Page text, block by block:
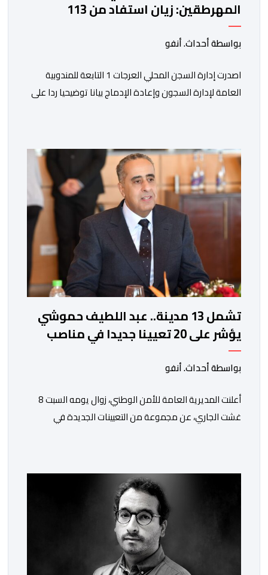
المهرطقين: زيان استفاد من 113
استشارة و50 فحصا طبيا
بواسطة أحداث. أنفو
اصدرت إدارة السجن المحلي العرجات 1 التابعة للمندوبية
العامة لإدارة السجون وإعادة الإدماج بيانا توضيحيا ردا على
ذاتها، وذلك لتنوير الرأي العام بالحقائق والمعطيات
الدقيقة.واوضحت إدارة المؤسسة السجنية أن المعني بالأمر
يستفيد منذ إيداعه من تتبع طبي منتظم ومستمر وفقا […]
تشمل 13 مدينة.. عبد اللطيف حموشي
يؤشر على 20 تعيينا جديدا في مناصب
المسؤولية بمصالح الأمن الوطني
بواسطة أحداث. أنفو
أعلنت المديرية العامة للأمن الوطني، زوال يومه السبت 8
غشت الجاري، عن مجموعة من التعيينات الجديدة في
والعيون والدار البيضاء وبني ملال وابن جرير وطنجة وأصيلة،
وذلك في إطار دينامية داخلية تهدف لضخ دماء جديدة
والاستعانة بكفاءات أمنية شابة ومتمرسة، […]